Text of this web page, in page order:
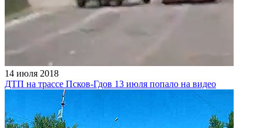
14 июля 2018
ДТП на трассе Псков-Гдов 13 июля попало на видео